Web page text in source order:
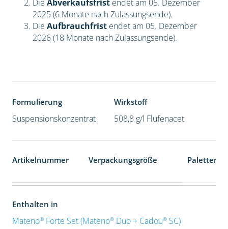
Die Abverkaufsfristendet am 05. Dezember
2025 (6 Monate nach Zulassungsende).
Die Aufbrauchfristendet am 05. Dezember
2026 (18 Monate nach Zulassungsende).
Formulierung
Suspensionskonzentrat
Wirkstoff
508,8 g/l Flufenacet
Artikelnummer Verpackungsgröße
Enthalten in
Mateno®Forte Set (Mateno®Duo + Cadou®SC)